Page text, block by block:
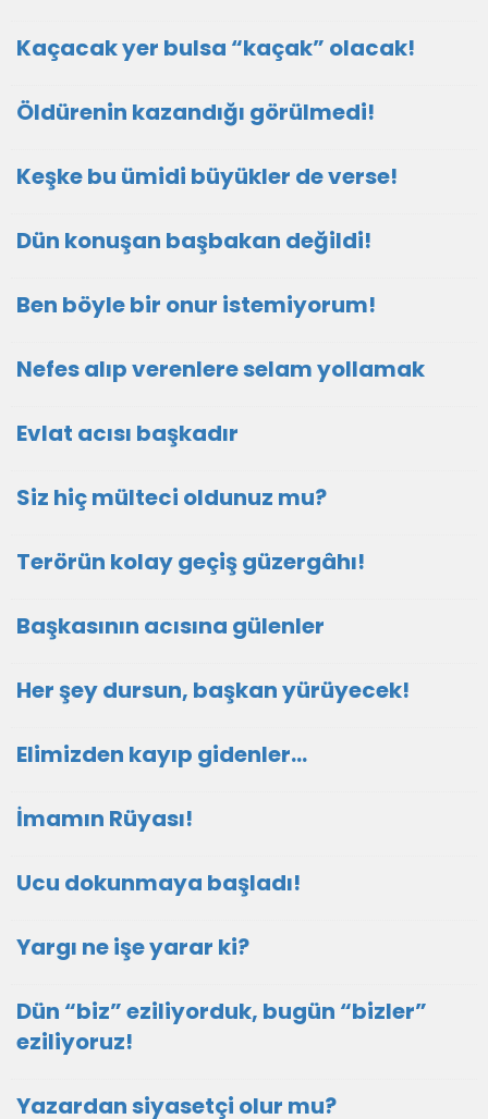
Kaçacak yer bulsa “kaçak” olacak!
Öldürenin kazandığı görülmedi!
Keşke bu ümidi büyükler de verse!
Dün konuşan başbakan değildi!
Ben böyle bir onur istemiyorum!
Nefes alıp verenlere selam yollamak
Evlat acısı başkadır
Siz hiç mülteci oldunuz mu?
Terörün kolay geçiş güzergâhı!
Başkasının acısına gülenler
Her şey dursun, başkan yürüyecek!
Elimizden kayıp gidenler…
İmamın Rüyası!
Ucu dokunmaya başladı!
Yargı ne işe yarar ki?
Dün “biz” eziliyorduk, bugün “bizler”
eziliyoruz!
Yazardan siyasetçi olur mu?